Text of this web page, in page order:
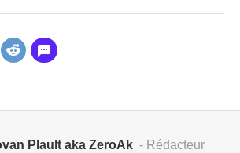
Plault aka ZeroAk - Rédacteur